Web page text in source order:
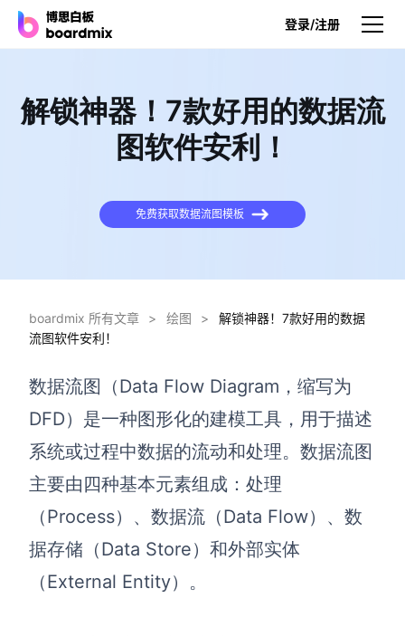
登录/注册
产品
博思白板
博思白板SDK
博思白板离线版
博思设计
一体化产品设计工具
博思AIPPT
AI生成PPT，支持在线编辑
资源与下载
向团队介绍
解锁神器！7款好用的数据流
图软件安利！
免费获取数据流图模板
boardmix 所有文章 > 绘图 >
解锁神器！7款好用的数据
流图软件安利！
数据流图（Data Flow Diagram，缩写为
DFD）是一种图形化的建模工具，用于描述
系统或过程中数据的流动和处理。数据流图
主要由四种基本元素组成：处理
（Process）、数据流（Data Flow）、数
据存储（Data Store）和外部实体
（External Entity）。